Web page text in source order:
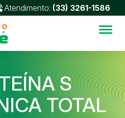
Atendimento: (33) 3261-1586
S
TOTAL